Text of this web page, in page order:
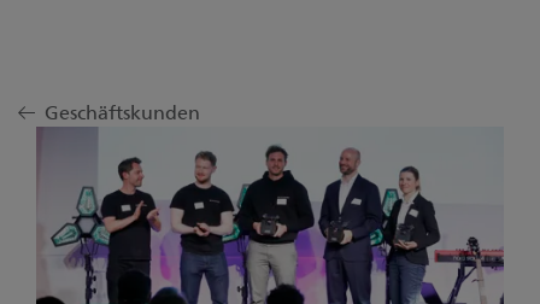
Geschäftskunden